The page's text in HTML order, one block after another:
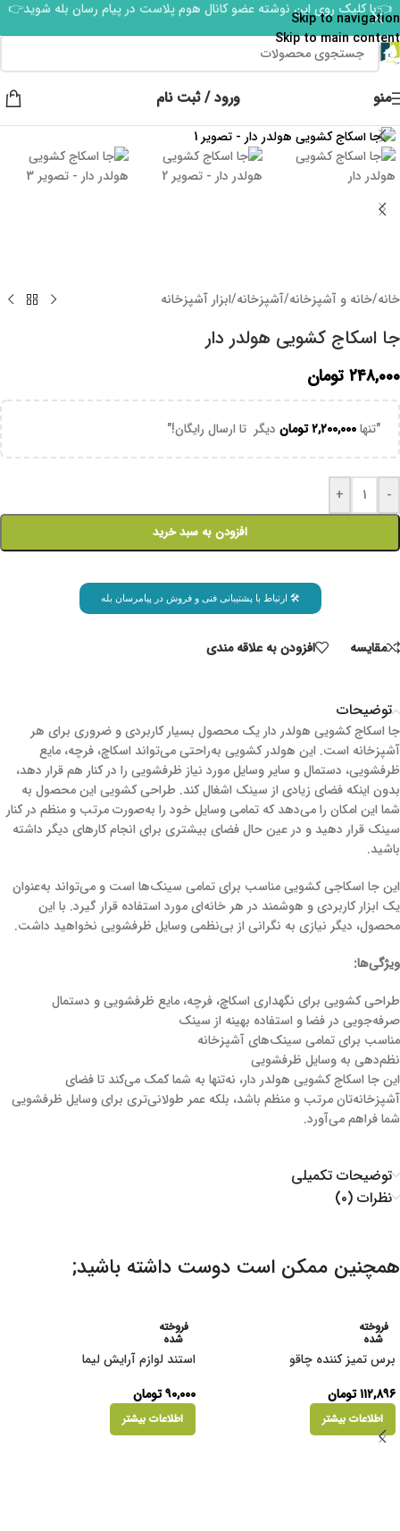
Skip to navigation
Skip to main content
👈با کلیک روی این نوشته عضو کانال هوم پلاست در پیام رسان بله شوید👉
منو ورود / ثبت نام
خانه/خانه و آشپزخانه/آشپزخانه/ابزار آشپزخانه
جا اسکاج کشویی هولدر دار
۲۴۸,۰۰۰ تومان
"تنها۲,۲۰۰,۰۰۰تومان دیگر تا ارسال رایگان!"
-
+
افزودن به سبد خرید
🛠 ارتباط با پشتیبانی فنی و فروش در پیامرسان بله
مقايسه افزودن به علاقه مندی
توضیحات
جا اسکاج کشویی هولدر دار یک محصول بسیار کاربردی و ضروری برای هر
آشپزخانه است. این هولدر کشویی به‌راحتی می‌تواند اسکاچ، فرچه، مایع
ظرفشویی، دستمال و سایر وسایل مورد نیاز ظرفشویی را در کنار هم قرار دهد،
بدون اینکه فضای زیادی از سینک اشغال کند. طراحی کشویی این محصول به
شما این امکان را می‌دهد که تمامی وسایل خود را به‌صورت مرتب و منظم در کنار
سینک قرار دهید و در عین حال فضای بیشتری برای انجام کارهای دیگر داشته
باشید.
این جا اسکاجی کشویی مناسب برای تمامی سینک‌ها است و می‌تواند به‌عنوان
یک ابزار کاربردی و هوشمند در هر خانه‌ای مورد استفاده قرار گیرد. با این
محصول، دیگر نیازی به نگرانی از بی‌نظمی وسایل ظرفشویی نخواهید داشت.
ویژگی‌ها:
طراحی کشویی برای نگهداری اسکاچ، فرچه، مایع ظرفشویی و دستمال
صرفه‌جویی در فضا و استفاده بهینه از سینک
مناسب برای تمامی سینک‌های آشپزخانه
نظم‌دهی به وسایل ظرفشویی
این جا اسکاج کشویی هولدر دار، نه‌تنها به شما کمک می‌کند تا فضای
آشپزخانه‌تان مرتب و منظم باشد، بلکه عمر طولانی‌تری برای وسایل ظرفشویی
شما فراهم می‌آورد.
توضیحات تکمیلی
نظرات (۰)
همچنین ممکن است دوست داشته باشید;
فروخته
شده
برس تمیز کننده چاقو
۱۱۲,۸۹۶تومان
اطلاعات بیشتر
فروخته
شده
استند لوازم آرایش لیما
۹۰,۰۰۰تومان
اطلاعات بیشتر